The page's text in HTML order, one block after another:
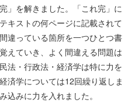
」を解きました。「これ完」に
キストの何ページに記載されて
違っている箇所を一つひとつ書
えていき、よく間違える問題は
法・行政法・経済学は特に力を
済学については12回繰り返しま
込みに力を入れました。